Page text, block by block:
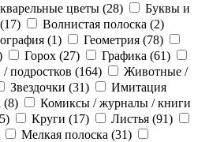
цветы (28)
Буквы и
17) Волнистая полоска (2)
(1) Геометрия (78)
Горох (27) Графика (61)
/ подростков (164)
Животные /
Звездочки (31)
Имитация
(8)
Комиксы / журналы / книги
5) Круги (17) Листья (91)
Мелкая полоска (31)